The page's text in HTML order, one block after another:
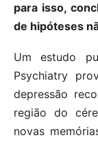
para isso,
de hipóteses
Um estudo
Psychiatry
depressão
região do
novas